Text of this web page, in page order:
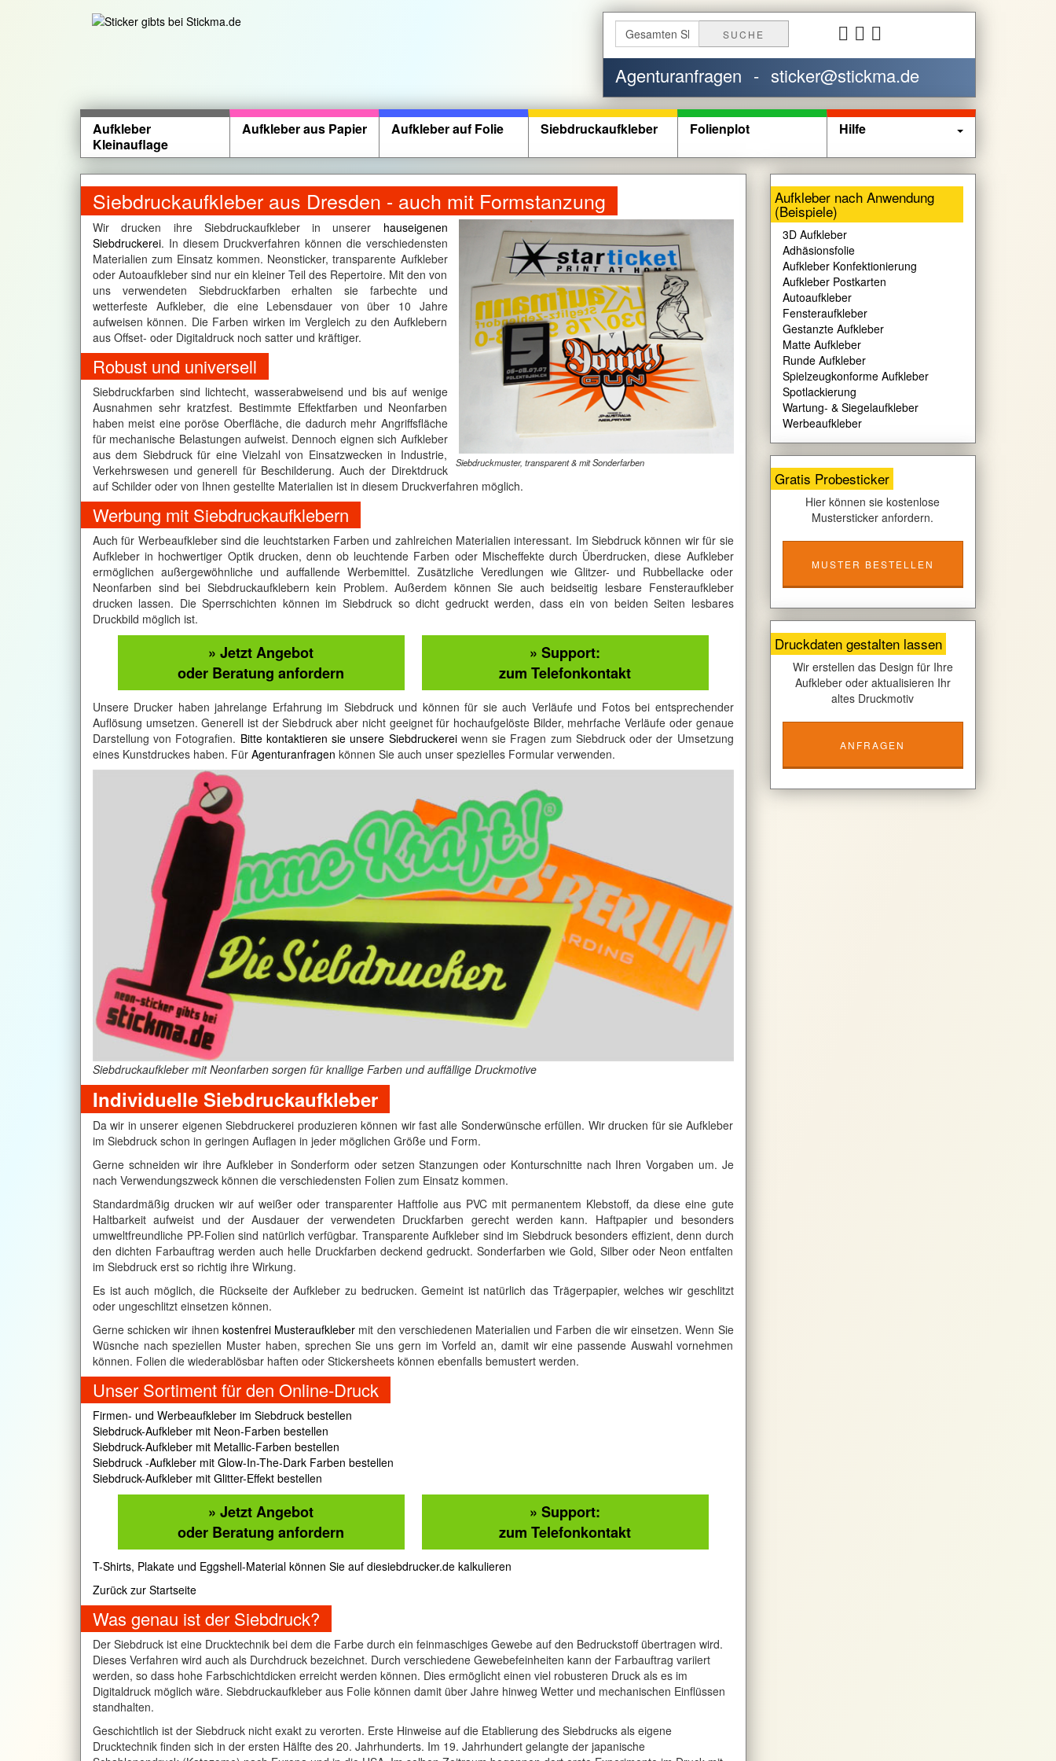
SUCHE
Agenturanfragen - sticker@stickma.de
Aufkleber
Kleinauflage
Aufkleber aus Papier Aufkleber auf Folie Siebdruckaufkleber Folienplot Hilfe
Siebdruckaufkleber aus Dresden - auch mit Formstanzung
Siebdruckmuster, transparent & mit Sonderfarben
Wir drucken ihre Siebdruckaufkleber in unserer hauseigenen
Siebdruckerei. In diesem Druckverfahren können die verschiedensten
Materialien zum Einsatz kommen. Neonsticker, transparente Aufkleber
oder Autoaufkleber sind nur ein kleiner Teil des Repertoire. Mit den von
uns verwendeten Siebdruckfarben erhalten sie farbechte und
wetterfeste Aufkleber, die eine Lebensdauer von über 10 Jahre
aufweisen können. Die Farben wirken im Vergleich zu den Aufklebern
aus Offset- oder Digitaldruck noch satter und kräftiger.
Robust und universell
Siebdruckfarben sind lichtecht, wasserabweisend und bis auf wenige
Ausnahmen sehr kratzfest. Bestimmte Effektfarben und Neonfarben
haben meist eine poröse Oberfläche, die dadurch mehr Angriffsfläche
für mechanische Belastungen aufweist. Dennoch eignen sich Aufkleber
aus dem Siebdruck für eine Vielzahl von Einsatzwecken in Industrie,
Verkehrswesen und generell für Beschilderung. Auch der Direktdruck
auf Schilder oder von Ihnen gestellte Materialien ist in diesem Druckverfahren möglich.
Werbung mit Siebdruckaufklebern
Auch für Werbeaufkleber sind die leuchtstarken Farben und zahlreichen Materialien interessant. Im Siebdruck können wir für sie
Aufkleber in hochwertiger Optik drucken, denn ob leuchtende Farben oder Mischeffekte durch Überdrucken, diese Aufkleber
ermöglichen außergewöhnliche und auffallende Werbemittel. Zusätzliche Veredlungen wie Glitzer- und Rubbellacke oder
Neonfarben sind bei Siebdruckaufklebern kein Problem. Außerdem können Sie auch beidseitig lesbare Fensteraufkleber
drucken lassen. Die Sperrschichten können im Siebdruck so dicht gedruckt werden, dass ein von beiden Seiten lesbares
Druckbild möglich ist.
» Jetzt Angebot
oder Beratung anfordern
» Support:
zum Telefonkontakt
Unsere Drucker haben jahrelange Erfahrung im Siebdruck und können für sie auch Verläufe und Fotos bei entsprechender
Auflösung umsetzen. Generell ist der Siebdruck aber nicht geeignet für hochaufgelöste Bilder, mehrfache Verläufe oder genaue
Darstellung von Fotografien. Bitte kontaktieren sie unsere Siebdruckereiwenn sie Fragen zum Siebdruck oder der Umsetzung
eines Kunstdruckes haben. Für Agenturanfragen können Sie auch unser spezielles Formular verwenden.
Siebdruckaufkleber mit Neonfarben sorgen für knallige Farben und auffällige Druckmotive
Individuelle Siebdruckaufkleber
Da wir in unserer eigenen Siebdruckerei produzieren können wir fast alle Sonderwünsche erfüllen. Wir drucken für sie Aufkleber
im Siebdruck schon in geringen Auflagen in jeder möglichen Größe und Form.
Gerne schneiden wir ihre Aufkleber in Sonderform oder setzen Stanzungen oder Konturschnitte nach Ihren Vorgaben um. Je
nach Verwendungszweck können die verschiedensten Folien zum Einsatz kommen.
Standardmäßig drucken wir auf weißer oder transparenter Haftfolie aus PVC mit permanentem Klebstoff, da diese eine gute
Haltbarkeit aufweist und der Ausdauer der verwendeten Druckfarben gerecht werden kann. Haftpapier und besonders
umweltfreundliche PP-Folien sind natürlich verfügbar. Transparente Aufkleber sind im Siebdruck besonders effizient, denn durch
den dichten Farbauftrag werden auch helle Druckfarben deckend gedruckt. Sonderfarben wie Gold, Silber oder Neon entfalten
im Siebdruck erst so richtig ihre Wirkung.
Es ist auch möglich, die Rückseite der Aufkleber zu bedrucken. Gemeint ist natürlich das Trägerpapier, welches wir geschlitzt
oder ungeschlitzt einsetzen können.
Gerne schicken wir ihnen kostenfrei Musteraufkleber mit den verschiedenen Materialien und Farben die wir einsetzen. Wenn Sie
Wüsnche nach speziellen Muster haben, sprechen Sie uns gern im Vorfeld an, damit wir eine passende Auswahl vornehmen
können. Folien die wiederablösbar haften oder Stickersheets können ebenfalls bemustert werden.
Unser Sortiment für den Online-Druck
Firmen- und Werbeaufkleber im Siebdruck bestellen
Siebdruck-Aufkleber mit Neon-Farben bestellen
Siebdruck-Aufkleber mit Metallic-Farben bestellen
Siebdruck -Aufkleber mit Glow-In-The-Dark Farben bestellen
Siebdruck-Aufkleber mit Glitter-Effekt bestellen
» Jetzt Angebot
oder Beratung anfordern
» Support:
zum Telefonkontakt
T-Shirts, Plakate und Eggshell-Material können Sie auf diesiebdrucker.de kalkulieren
Zurück zur Startseite
Was genau ist der Siebdruck?
Der Siebdruck ist eine Drucktechnik bei dem die Farbe durch ein feinmaschiges Gewebe auf den Bedruckstoff übertragen wird.
Dieses Verfahren wird auch als Durchdruck bezeichnet. Durch verschiedene Gewebefeinheiten kann der Farbauftrag variiert
werden, so dass hohe Farbschichtdicken erreicht werden können. Dies ermöglicht einen viel robusteren Druck als es im
Digitaldruck möglich wäre. Siebdruckaufkleber aus Folie können damit über Jahre hinweg Wetter und mechanischen Einflüssen
standhalten.
Geschichtlich ist der Siebdruck nicht exakt zu verorten. Erste Hinweise auf die Etablierung des Siebdrucks als eigene
Drucktechnik finden sich in der ersten Hälfte des 20. Jahrhunderts. Im 19. Jahrhundert gelangte der japanische
Aufkleber nach Anwendung
(Beispiele)
3D Aufkleber
Adhäsionsfolie
Aufkleber Konfektionierung
Aufkleber Postkarten
Autoaufkleber
Fensteraufkleber
Gestanzte Aufkleber
Matte Aufkleber
Runde Aufkleber
Spielzeugkonforme Aufkleber
Spotlackierung
Wartung- & Siegelaufkleber
Werbeaufkleber
Gratis Probesticker
Hier können sie kostenlose
Mustersticker anfordern.
MUSTER BESTELLEN
Druckdaten gestalten lassen
Wir erstellen das Design für Ihre
Aufkleber oder aktualisieren Ihr
altes Druckmotiv
ANFRAGEN